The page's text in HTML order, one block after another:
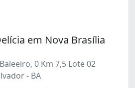
em Nova Brasília
0 Km 7,5 Lote 02
- BA